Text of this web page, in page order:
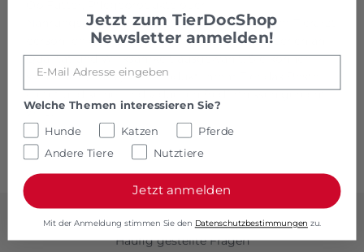
Nahrungsergänzungsmittel – alles wurde vom Tierarzt
persönlich geprüft und mit höchsten Ansprüchen an
Qualität und Wirksamkeit ausgewählt. Sie können
sicher sein, dass jedes Produkt Ihrem Tier das Beste
bietet und seinen individuellen Bedürfnissen gerecht
wird.
Häufig gestellte Fragen
Jetzt zumTierDocShop
Newsletter anmelden!
Welche Themen interessieren Sie?
Hunde
Katzen
Pferde
Andere Tiere
Nutztiere
Jetzt anmelden
Mit der Anmeldung stimmen Sie den Datenschutzbestimmungen zu.